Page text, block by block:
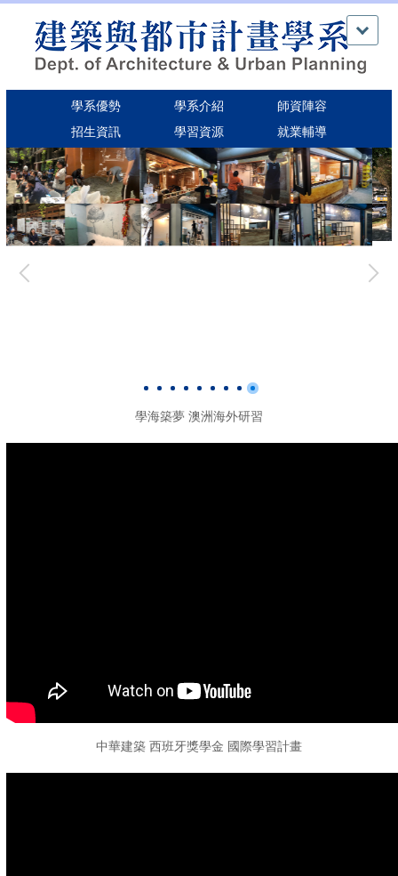
內
學系優勢 學系介紹
師資陣容
招生資訊
學習資源 就業輔導
學海築夢 澳洲海外研習
中華建築 西班牙獎學金 國際學習計畫